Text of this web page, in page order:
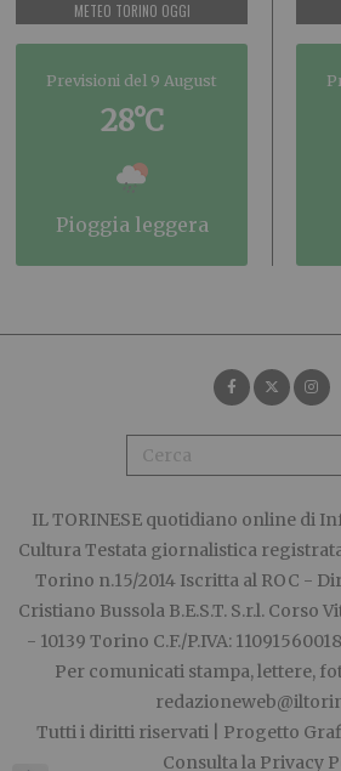
METEO TORINO OGGI
Previsioni del 9 August
28°C
pioggia leggera
IL TORINESE quotidiano online di
Cultura Testata giornalistica
Torino n.15/2014 Iscritta al ROC -
Cristiano Bussola B.E.S.T. S.r.l. Corso
- 10139 Torino C.F./P.IVA:
Per comunicati stampa, lettere,
Tutti i diritti riservati | Progetto
Consulta la Privacy